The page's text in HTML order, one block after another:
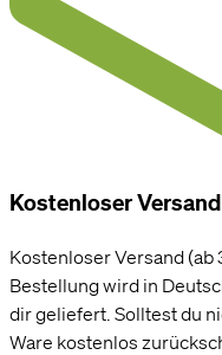
Kostenloser
Kostenloser Versand (ab
Bestellung wird in
dir geliefert. Solltest du
Ware kostenlos